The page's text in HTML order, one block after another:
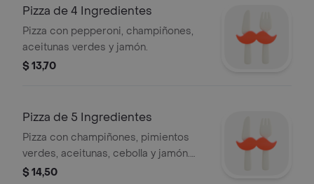
Pizza de 4 Ingredientes
Pizza con pepperoni, champiñones,
aceitunas verdes y jamón.
$ 13,70
Pizza de 5 Ingredientes
Pizza con champiñones, pimientos
verdes, aceitunas, cebolla y jamón.
Elige tus 5 ingredientes favoritos.
$ 14,50